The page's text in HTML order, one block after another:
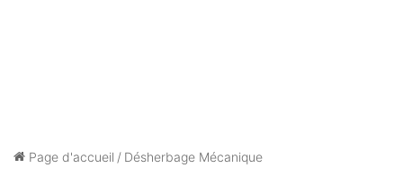
Page d'accueil / Désherbage Mécanique